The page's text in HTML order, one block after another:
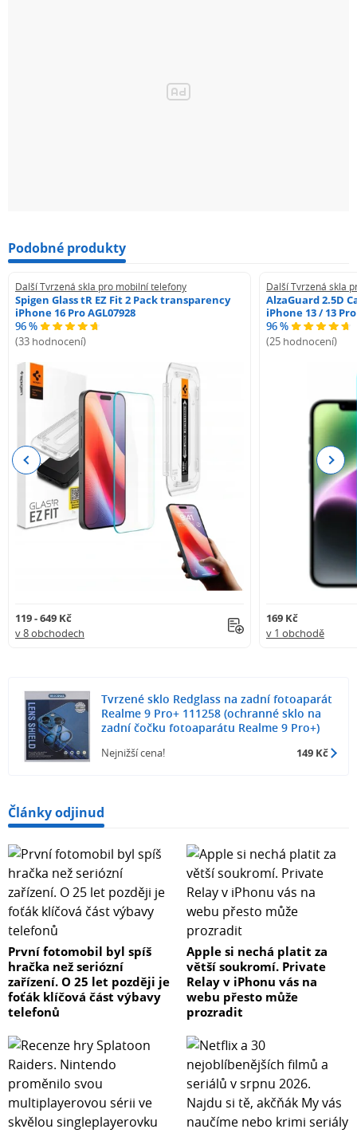
Podobné produkty
Další Tvrzená skla pro mobilní telefony
Spigen Glass tR EZ Fit 2 Pack transparency
iPhone 16 Pro AGL07928
96 %
(33 hodnocení)
119 - 649 Kč
v 8 obchodech
Další Tvrzená skla
AlzaGuard 2.5D
iPhone 13 / 13 Pro
96 %
(25 hodnocení)
169 Kč
v 1 obchodě
Previous Next
Tvrzené sklo Redglass na zadní fotoaparát
Realme 9 Pro+ 111258 (ochranné sklo na
zadní čočku fotoaparátu Realme 9 Pro+)
Nejnižší cena! 149 Kč
Články odjinud
První fotomobil byl spíš
hračka než seriózní
zařízení. O 25 let později je
foťák klíčová část výbavy
telefonů
Apple si nechá platit za
větší soukromí. Private
Relay v iPhonu vás na
webu přesto může
prozradit